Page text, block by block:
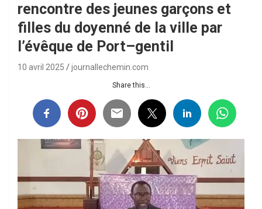
rencontre des jeunes garçons et
filles du doyenné de la ville par
l’évêque de Port–gentil
10 avril 2025 journallechemin.com
Share this...